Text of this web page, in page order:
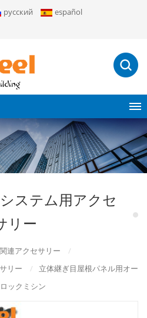
русский
español
ステム用アクセ
リー
関連アクセサリー
/
リー
/
立体継ぎ目屋根パネル用オー
ックミシン